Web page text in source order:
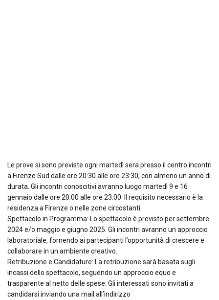
Le prove si sono previste ogni martedì sera presso il centro incontri
a Firenze Sud dalle ore 20:30 alle ore 23:30, con almeno un anno di
durata. Gli incontri conoscitivi avranno luogo martedì 9 e 16
gennaio dalle ore 20:00 alle ore 23:00. Il requisito necessario è la
residenza a Firenze o nelle zone circostanti.
Spettacolo in Programma: Lo spettacolo è previsto per settembre
2024 e/o maggio e giugno 2025. Gli incontri avranno un approccio
laboratoriale, fornendo ai partecipanti l’opportunità di crescere e
collaborare in un ambiente creativo.
Retribuzione e Candidature: La retribuzione sarà basata sugli
incassi dello spettacolo, seguendo un approccio equo e
trasparente al netto delle spese. Gli interessati sono invitati a
candidarsi inviando una mail all’indirizzo